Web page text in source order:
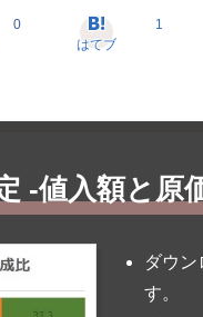
0
はてブ
1
-値入額と原
ダウ
す。